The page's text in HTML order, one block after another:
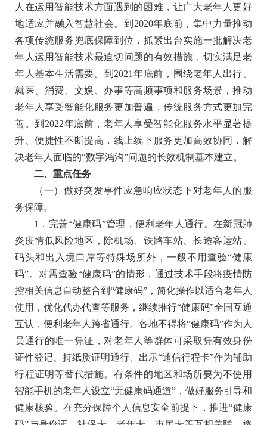
人在运用智能技术方面遇到的困难，让广大老年人更好
地适应并融入智慧社会。到2020年底前，集中力量推动
各项传统服务兜底保障到位，抓紧出台实施一批解决老
年人运用智能技术最迫切问题的有效措施，切实满足老
年人基本生活需要。到2021年底前，围绕老年人出行、
就医、消费、文娱、办事等高频事项和服务场景，推动
老年人享受智能化服务更加普遍，传统服务方式更加完
善。到2022年底前，老年人享受智能化服务水平显著提
升、便捷性不断提高，线上线下服务更加高效协同，解
决老年人面临的“数字鸿沟”问题的长效机制基本建立。
二、重点任务
（一）做好突发事件应急响应状态下对老年人的服
务保障。
1．完善“健康码”管理，便利老年人通行。 在新冠肺
炎疫情低风险地区，除机场、铁路车站、长途客运站、
码头和出入境口岸等特殊场所外，一般不用查验“健康
码”。对需查验“健康码”的情形，通过技术手段将疫情防
控相关信息自动整合到“健康码”，简化操作以适合老年人
使用，优化代办代查等服务，继续推行“健康码”全国互通
互认，便利老年人跨省通行。各地不得将“健康码”作为人
员通行的唯一凭证，对老年人等群体可采取凭有效身份
证件登记、持纸质证明通行、出示“通信行程卡”作为辅助
行程证明等替代措施。有条件的地区和场所要为不使用
智能手机的老年人设立“无健康码通道”，做好服务引导和
健康核验。在充分保障个人信息安全前提下，推进“健康